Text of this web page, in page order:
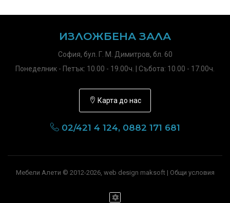
ИЗЛОЖБЕНА ЗАЛА
София, бул. Г. М. Димитров, бл. 60
Понеделник - Петък: 10.00 - 19.00ч. | Събота: 10.00 - 17.00ч.
Карта до нас
02/421 4 124, 0882 171 681
Мебели Алети © 2012-2026, web design maksoft | Общи условия